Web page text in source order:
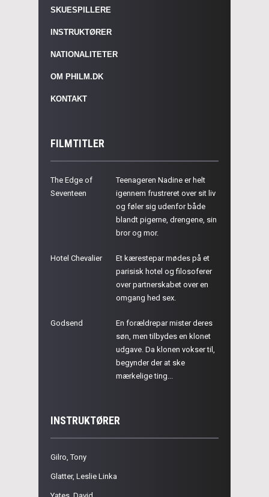
SKUESPILLERE
INSTRUKTØRER
NATIONALITETER
OM PHILM.DK
KONTAKT
FILMTITLER
The Edge of
Seventeen
Teenageren Nadine er helt
igennem frustreret over sit liv
og føler sig udenfor både
blandt pigerne, drengene, sin
bror og mor.
Hotel Chevalier
Et kærestepar mødes på et
parisisk hotel og filosoferer
over partnerskabet over en
omgang hed sex.
Godsend
En forældrepar mister deres
søn, men tilbydes en klonet
udgave. Da klonen vokser til,
begynder der at ske
mærkelige ting...
INSTRUKTØRER
Gilro, Tony
Glatter, Leslie Linka